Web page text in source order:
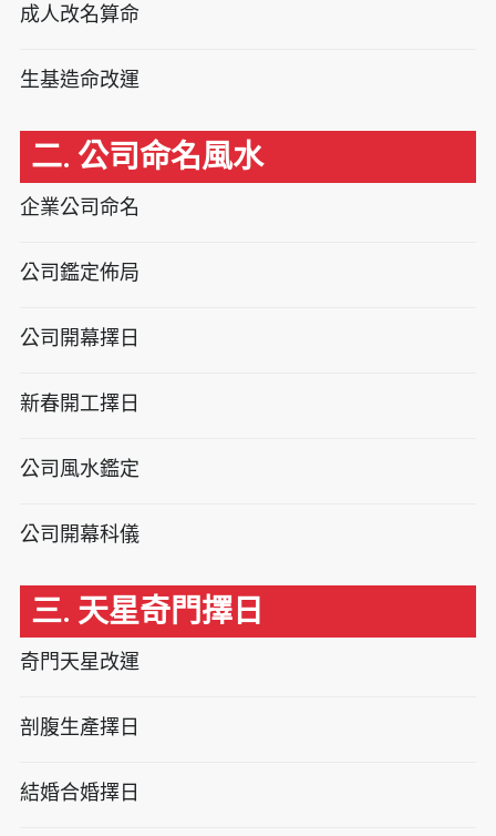
成人改名算命
生基造命改運
二. 公司命名風水
企業公司命名
公司鑑定佈局
公司開幕擇日
新春開工擇日
公司風水鑑定
公司開幕科儀
三. 天星奇門擇日
奇門天星改運
剖腹生產擇日
結婚合婚擇日